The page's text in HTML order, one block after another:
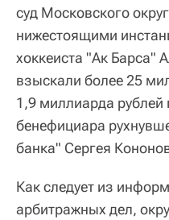
суд Московского
нижестоящими
хоккеиста "Ак Барса"
взыскали более 25
1,9 миллиарда рублей
бенефициара
банка" Сергея
Как следует из
арбитражных дел,